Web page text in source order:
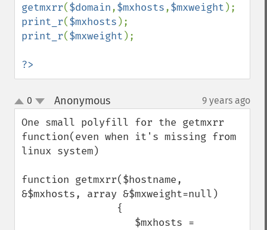
getmxrr($domain,$mxhosts,$mxweight
print_r($mxhosts
print_r($mxweight );
?>
up
down
0 Anonymous¶ 9 years ago
One small polyfill for the getmxrr
function(even when it's missing from
linux system)
function getmxrr($hostname,
&$mxhosts, array &$mxweight=null)